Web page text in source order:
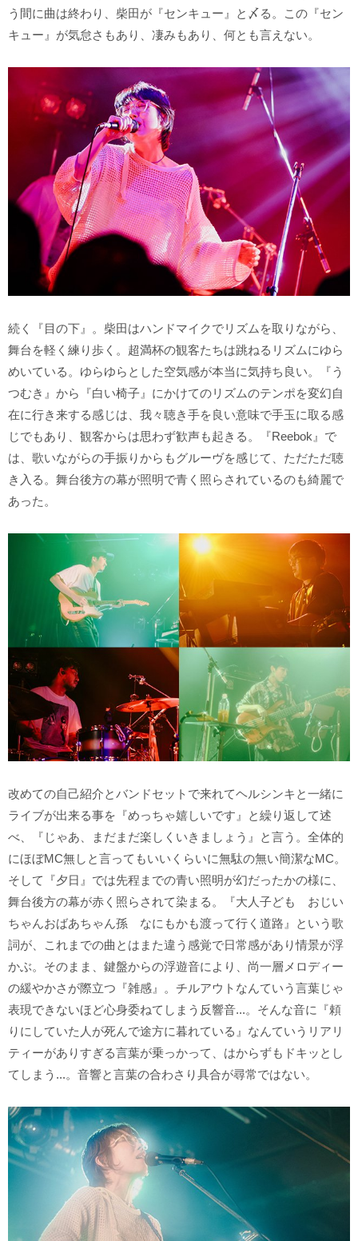
う間に曲は終わり、柴田が『センキュー』と〆る。この『セン
キュー』が気怠さもあり、凄みもあり、何とも言えない。
続く『目の下』。柴田はハンドマイクでリズムを取りながら、
舞台を軽く練り歩く。超満杯の観客たちは跳ねるリズムにゆら
めいている。ゆらゆらとした空気感が本当に気持ち良い。『う
つむき』から『白い椅子』にかけてのリズムのテンポを変幻自
在に行き来する感じは、我々聴き手を良い意味で手玉に取る感
じでもあり、観客からは思わず歓声も起きる。『Reebok』で
は、歌いながらの手振りからもグルーヴを感じて、ただただ聴
き入る。舞台後方の幕が照明で青く照らされているのも綺麗で
あった。
改めての自己紹介とバンドセットで来れてヘルシンキと一緒に
ライブが出来る事を『めっちゃ嬉しいです』と繰り返して述
べ、『じゃあ、まだまだ楽しくいきましょう』と言う。全体的
にほぼMC無しと言ってもいいくらいに無駄の無い簡潔なMC。
そして『夕日』では先程までの青い照明が幻だったかの様に、
舞台後方の幕が赤く照らされて染まる。『大人子ども おじい
ちゃんおばあちゃん孫 なにもかも渡って行く道路』という歌
詞が、これまでの曲とはまた違う感覚で日常感があり情景が浮
かぶ。そのまま、鍵盤からの浮遊音により、尚一層メロディー
の緩やかさが際立つ『雑感』。チルアウトなんていう言葉じゃ
表現できないほど心身委ねてしまう反響音...。そんな音に『頼
りにしていた人が死んで途方に暮れている』なんていうリアリ
ティーがありすぎる言葉が乗っかって、はからずもドキッとし
てしまう...。音響と言葉の合わさり具合が尋常ではない。